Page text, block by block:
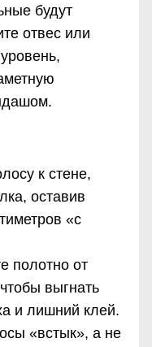
будут
отвес или
к стене,
оставив
«с
полотно от
выгнать
и лишний клей.
«встык», а не